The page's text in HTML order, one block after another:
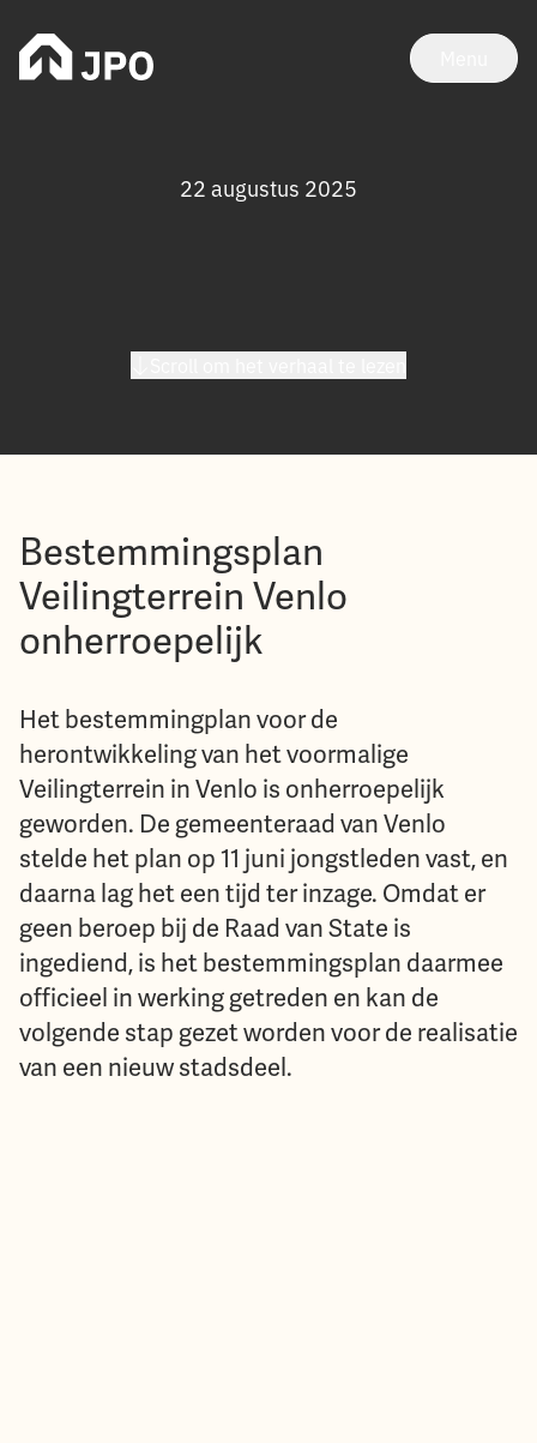
22 augustus 2025
Bestemmingsplan
Veilingterrein Venlo
onherroepelijk
Het bestemmingplan voor de
herontwikkeling van het voormalige
Veilingterrein in Venlo is onherroepelijk
geworden. De gemeenteraad van Venlo
stelde het plan op 11 juni jongstleden vast, en
daarna lag het een tijd ter inzage. Omdat er
geen beroep bij de Raad van State is
ingediend, is het bestemmingsplan daarmee
officieel in werking getreden en kan de
volgende stap gezet worden voor de realisatie
van een nieuw stadsdeel.